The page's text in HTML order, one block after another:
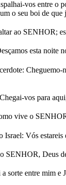
vos entre o
o seu boi de que
ao SENHOR;
esta noite
vos para
vive o
Israel: Vós
SENHOR, Deus
sorte entre mim e